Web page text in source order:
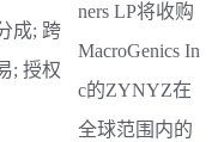
成; 跨
; 授权
ners LP将收购
MacroGenics In
c的ZYNYZ在
全球范围内的